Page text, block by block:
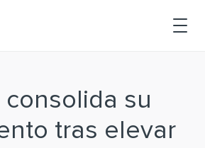
consolida su
tras elevar